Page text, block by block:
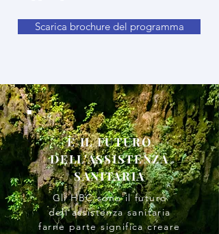
Scarica brochure del programma
È IL FUTURO
DELL'ASSISTENZA
SANITARIA
Gli HBC sono il futuro
dell'assistenza sanitaria
farne parte significa creare